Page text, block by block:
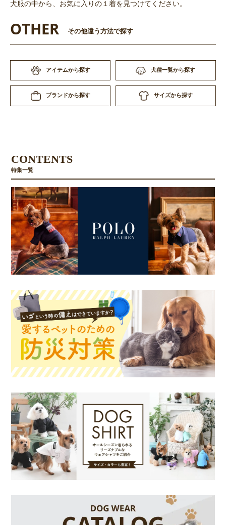
犬服の中から、お気に入りの１着を見つけてください。
OTHER その他違う方法で探す
アイテムから探す 犬種一覧から探す
ブランドから探す サイズから探す
CONTENTS
特集一覧